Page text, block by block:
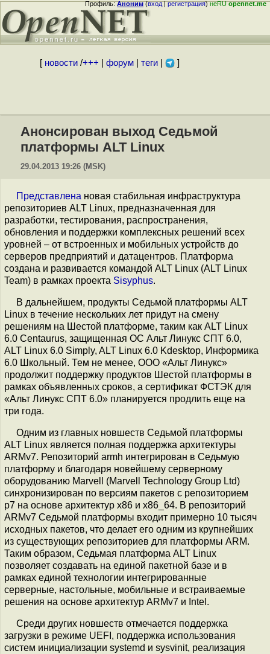
Профиль:Аноним(вход|регистрация)неRUopennet.me
[ новости/+++ форум| теги| ]
Анонсирован выход Седьмой
платформы ALT Linux
29.04.2013 19:26 (MSK)
Представлена новая стабильная инфраструктура
репозиториев ALT Linux, предназначенная для
разработки, тестирования, распространения,
обновления и поддержки комплексных решений всех
уровней – от встроенных и мобильных устройств до
серверов предприятий и датацентров. Платформа
создана и развивается командой ALT Linux (ALT Linux
Team) в рамках проекта Sisyphus.
В дальнейшем, продукты Седьмой платформы ALT
Linux в течение нескольких лет придут на смену
решениям на Шестой платформе, таким как ALT Linux
6.0 Centaurus, защищенная ОС Альт Линукс СПТ 6.0,
ALT Linux 6.0 Simply, ALT Linux 6.0 Kdesktop, Информика
6.0 Школьный. Тем не менее, ООО «Альт Линукс»
продолжит поддержку продуктов Шестой платформы в
рамках объявленных сроков, а сертификат ФСТЭК для
«Альт Линукс СПТ 6.0» планируется продлить еще на
три года.
Одним из главных новшеств Седьмой платформы
ALT Linux является полная поддержка архитектуры
ARMv7. Репозиторий armh интегрирован в Седьмую
платформу и благодаря новейшему серверному
оборудованию Marvell (Marvell Technology Group Ltd)
синхронизирован по версиям пакетов с репозиторием
p7 на основе архитектур x86 и x86_64. В репозиторий
ARMv7 Седьмой платформы входит примерно 10 тысяч
исходных пакетов, что делает его одним из крупнейших
из существующих репозиториев для платформы ARM.
Таким образом, Седьмая платформа ALT Linux
позволяет создавать на единой пакетной базе и в
рамках единой технологии интегрированные
серверные, настольные, мобильные и встраиваемые
решения на основе архитектур ARMv7 и Intel.
Среди других новшеств отмечается поддержка
загрузки в режиме UEFI, поддержка использования
систем инициализации systemd и sysvinit, реализация